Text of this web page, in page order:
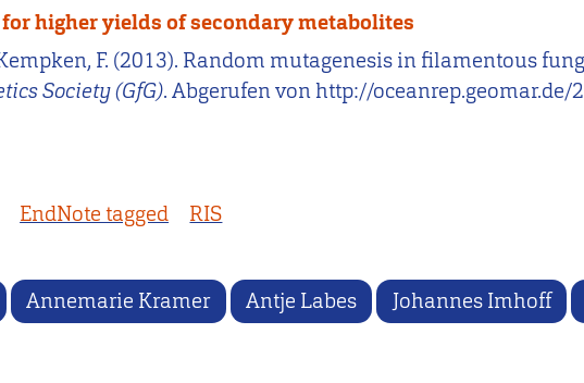
higher yields of secondary metabolites
Kempken, F. (2013). Random mutagenesis in filamentous
Society (GfG). Abgerufen von http://oceanrep.geomar.de/
EndNote tagged RIS
Annemarie Kramer Antje Labes Johannes Imhoff